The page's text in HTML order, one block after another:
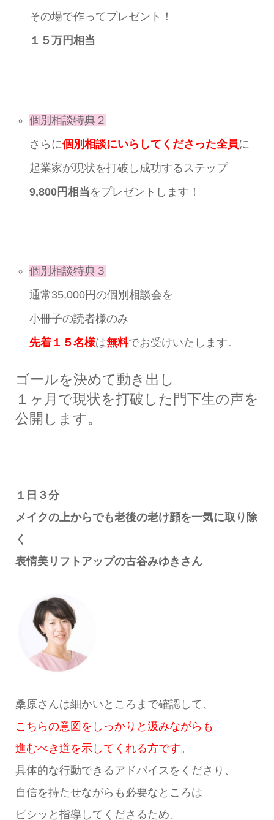
その場で作ってプレゼント！
１５万円相当
個別相談特典２
さらに個別相談にいらしてくださった全員に
起業家が現状を打破し成功するステップ
9,800円相当 をプレゼントします！
個別相談特典３
通常35,000円の個別相談会を
小冊子の読者様のみ
先着１５名様は無料でお受けいたします。
ゴールを決めて動き出し
１ヶ月で現状を打破した門下生の声を
公開します。
１日３分
メイクの上からでも老後の老け顔を一気に取り除
く
表情美リフトアップの古谷みゆきさん
桑原さんは細かいところまで確認して、
こちらの意図をしっかりと汲みながらも
進むべき道を示してくれる方です。
具体的な行動できるアドバイスをくださり、
自信を持たせながらも必要なところは
ビシッと指導してくださるため、